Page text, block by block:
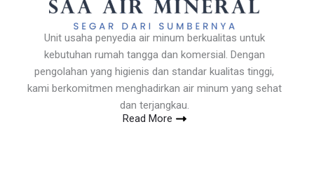
Unit usaha penyedia air minum berkualitas untuk
kebutuhan rumah tangga dan komersial. Dengan
pengolahan yang higienis dan standar kualitas tinggi,
kami berkomitmen menghadirkan air minum yang sehat
dan terjangkau.
Read More